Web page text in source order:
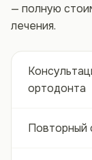
— полную
лечения.
ортодонта
Повторный